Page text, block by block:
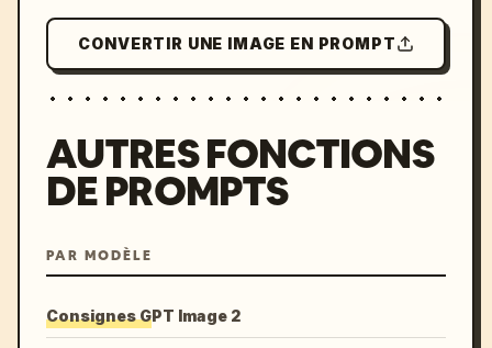
CONVERTIR UNE IMAGE EN PROMPT
AUTRES FONCTIONS
DE PROMPTS
PAR MODÈLE
Consignes GPT Image 2